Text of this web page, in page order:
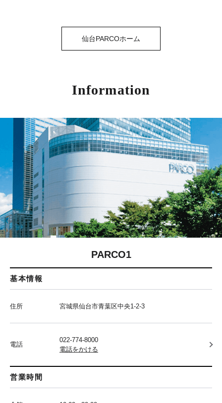
仙台PARCOホーム
Information
PARCO1
基本情報
住所 宮城県仙台市青葉区中央1-2-3
電話
022-774-8000
電話をかける
営業時間